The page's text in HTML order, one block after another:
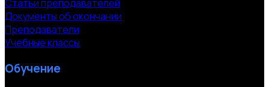
Статьи преподавателей
Документы об окончании
Преподаватели
Учебные классы
Обучение